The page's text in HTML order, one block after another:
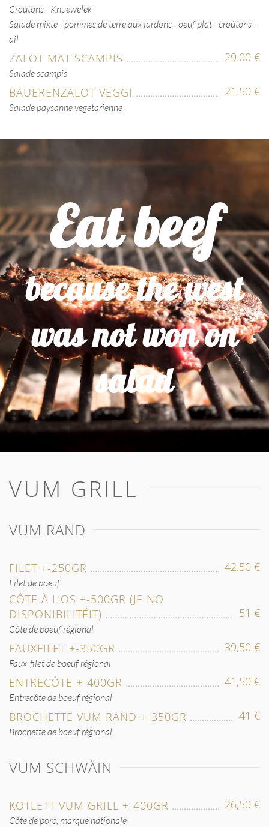
Croutons - Knuewelek
Salade mixte - pommes de terre aux lardons - oeuf plat - croûtons -
ail
ZALOT MAT SCAMPIS 29.00 €
Salade scampis
BAUERENZALOT VEGGI 21.50 €
Salade paysanne vegetarienne
Eat beef
because the west
was not won on
salad
VUM GRILL
VUM RAND
FILET +-250GR 42.50 €
Filet de boeuf
CÔTE À L’OS +-500GR (JE NO
DISPONIBILITÉIT)
51 €
Côte de boeuf régional
FAUXFILET +-350GR 39,50 €
Faux-filet de boeuf régional
ENTRECÔTE +-400GR 41,50 €
Entrecôte de boeuf régional
BROCHETTE VUM RAND +-350GR 41 €
Brochette de boeuf régional
VUM SCHWÄIN
KOTLETT VUM GRILL +-400GR 26,50 €
Côte de porc, marque nationale